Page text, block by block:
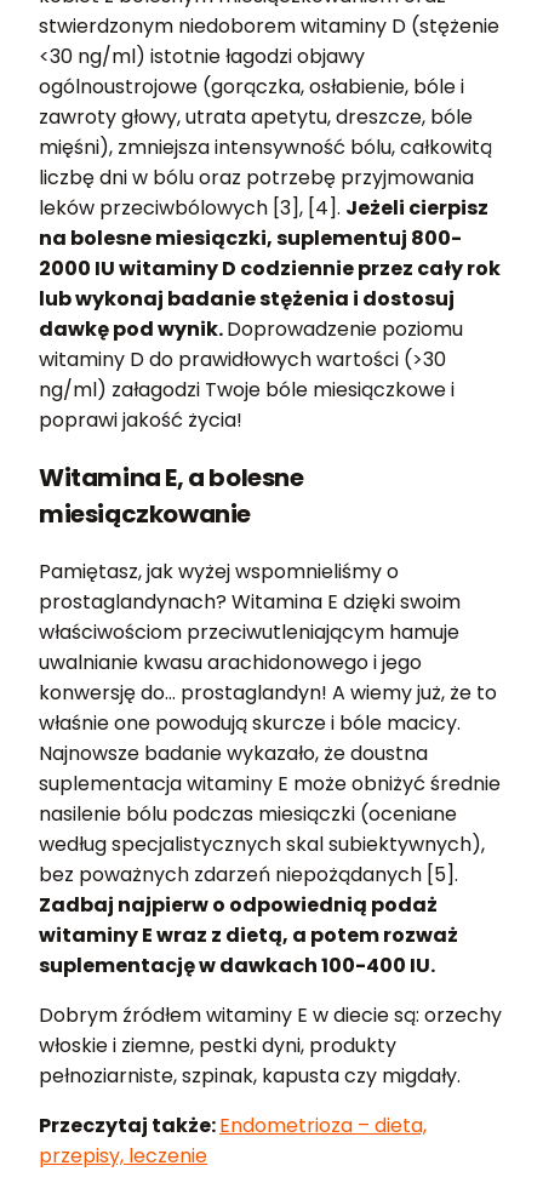
stwierdzonym niedoborem witaminy D (stężenie
<30 ng/ml) istotnie łagodzi objawy
ogólnoustrojowe (gorączka, osłabienie, bóle i
zawroty głowy, utrata apetytu, dreszcze, bóle
mięśni), zmniejsza intensywność bólu, całkowitą
liczbę dni w bólu oraz potrzebę przyjmowania
leków przeciwbólowych [3], [4]. Jeżeli cierpisz
na bolesne miesiączki, suplementuj 800-
2000 IU witaminy D codziennie przez cały rok
lub wykonaj badanie stężenia i dostosuj
dawkę pod wynik.Doprowadzenie poziomu
witaminy D do prawidłowych wartości (>30
ng/ml) załagodzi Twoje bóle miesiączkowe i
poprawi jakość życia!
Witamina E, a bolesne
miesiączkowanie
Pamiętasz, jak wyżej wspomnieliśmy o
prostaglandynach? Witamina E dzięki swoim
właściwościom przeciwutleniającym hamuje
uwalnianie kwasu arachidonowego i jego
konwersję do… prostaglandyn! A wiemy już, że to
właśnie one powodują skurcze i bóle macicy.
Najnowsze badanie wykazało, że doustna
suplementacja witaminy E może obniżyć średnie
nasilenie bólu podczas miesiączki (oceniane
według specjalistycznych skal subiektywnych),
bez poważnych zdarzeń niepożądanych [5].
Zadbaj najpierw o odpowiednią podaż
witaminy E wraz z dietą, a potem rozważ
suplementację w dawkach 100-400 IU.
Dobrym źródłem witaminy E w diecie są: orzechy
włoskie i ziemne, pestki dyni, produkty
pełnoziarniste, szpinak, kapusta czy migdały.
Przeczytaj także:Endometrioza – dieta,
przepisy, leczenie